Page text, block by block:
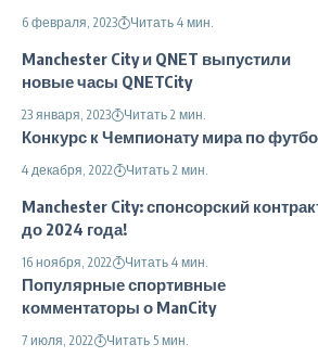
6 февраля, 2023 Читать 4 мин.
Manchester City и QNET выпустили
новые часы QNETCity
23 января, 2023 Читать 2 мин.
Конкурс к Чемпионату мира по
4 декабря, 2022 Читать 2 мин.
Manchester City: спонсорский
до 2024 года!
16 ноября, 2022 Читать 4 мин.
Популярные спортивные
комментаторы о ManCity
7 июля, 2022 Читать 5 мин.